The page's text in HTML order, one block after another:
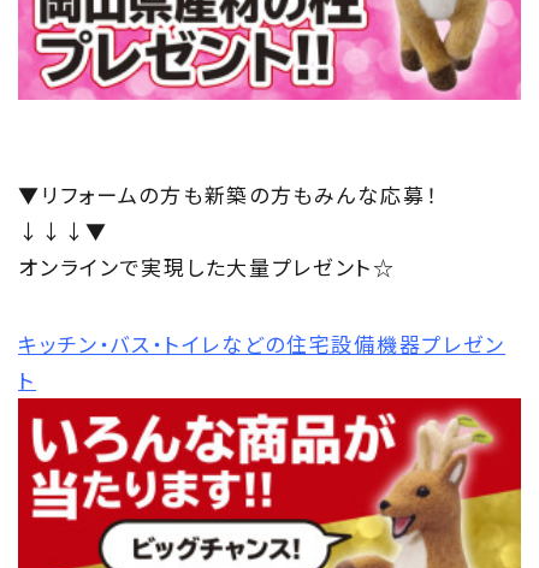
▼リフォームの方も新築の方もみんな応募！
↓↓↓▼
オンラインで実現した大量プレゼント☆
キッチン・バス・トイレなどの住宅設備機器プレゼン
ト